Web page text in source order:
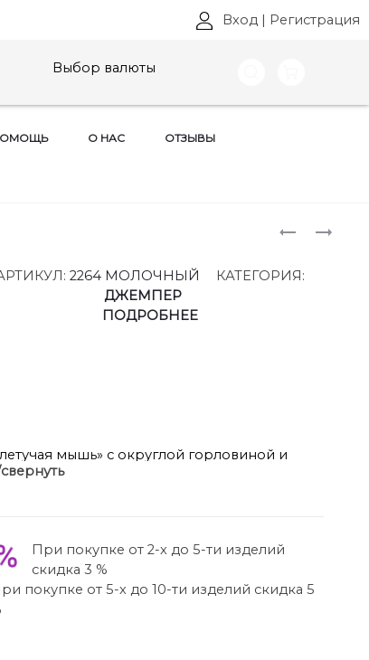
Вход | Регистрация
Выбор валюты
О НАС ОТЗЫВЫ
ПЛАТЬЯ
QUEEN,
АРТ:
2264 МОЛОЧНЫЙ
КАТЕГОРИЯ:
ДЖЕМПЕР
ПОДРОБНЕЕ
мышь» с округлой горловиной и
расположена авторская вышивка с
с отрезным бочком полочки и
При покупке от 2-х до 5-ти изделий
скидка 3 %
покупке от 5-х до 10-ти изделий скидка 5